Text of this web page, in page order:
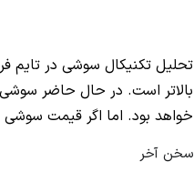
بالاتر است. در حال حاضر سوشی زیر ناحیه
خواهد بود. اما اگر قیمت
سخن آخر